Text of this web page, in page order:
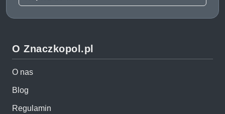
O Znaczkopol.pl
O nas
Blog
Regulamin